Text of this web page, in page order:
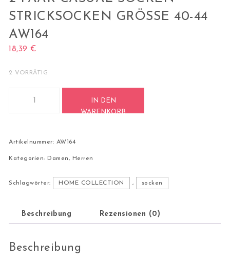
STRICKSOCKEN GRÖSSE 40-44 A
W164
18,39€
2 VORRÄTIG
IN DEN
WARENKORB
Artikelnummer: AW164
Kategorien: Damen, Herren
Schlagwörter: HOME COLLECTION , socken
Beschreibung Rezensionen (0)
Beschreibung